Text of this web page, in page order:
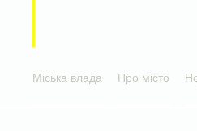
Міська влада Про місто